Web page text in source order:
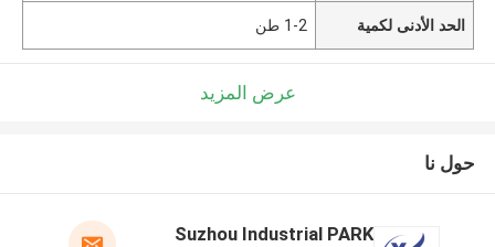
الحد الأدنى لكمية 1-2 طن
عرض المزيد
حول نا
Suzhou Industrial PARK